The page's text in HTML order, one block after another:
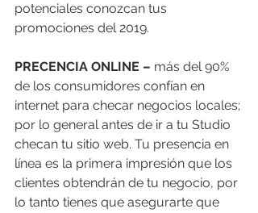
potenciales conozcan tus
promociones del 2019.
PRECENCIA ONLINE – más del 90%
de los consumidores confían en
internet para checar negocios locales;
por lo general antes de ir a tu Studio
checan tu sitio web. Tu presencia en
línea es la primera impresión que los
clientes obtendrán de tu negocio, por
lo tanto tienes que asegurarte que